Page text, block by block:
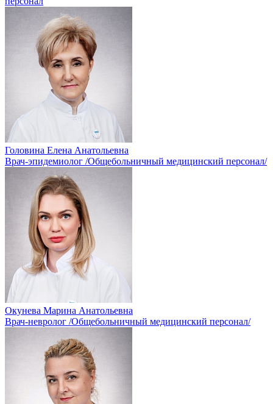
Головина Елена Анатольевна
Врач-эпидемиолог /Общебольничный медицинский персонал/
Окунева Марина Анатольевна
Врач-невролог /Общебольничный медицинский персонал/